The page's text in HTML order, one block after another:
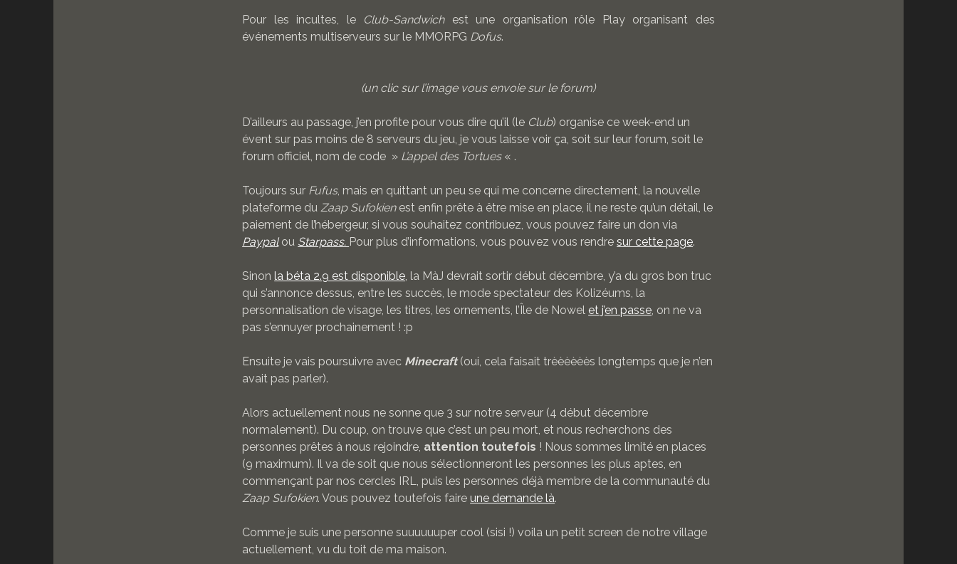
Pour les incultes, le Club-Sandwichest une organisation rôle Play organisant des
événements multiserveurs sur le MMORPG Dofus.
(un clic sur l’image vous envoie sur le forum)
D’ailleurs au passage, j’en profite pour vous dire qu’il (le Club) organise ce week-end un
évent sur pas moins de 8 serveurs du jeu, je vous laisse voir ça, soit sur leur forum, soit le
forum officiel, nom de code » L’appel des Tortues « .
Toujours sur Fufus, mais en quittant un peu se qui me concerne directement, la nouvelle
plateforme duZaap Sufokienest enfin prête à être mise en place, il ne reste qu’un détail, le
paiement de l’hébergeur, si vous souhaitez contribuez, vous pouvez faire un don via
Paypalou Starpass. Pour plus d’informations, vous pouvez vous rendresur cette page.
Sinonla béta 2.9 est disponible, la MàJ devrait sortir début décembre, y’a du gros bon truc
qui s’annonce dessus, entre les succès, le mode spectateur des Kolizéums, la
personnalisation de visage, les titres, les ornements, l’Île de Nowel et j’en passe, on ne va
pas s’ennuyer prochainement ! :p
Ensuite je vais poursuivre avec Minecraft (oui, cela faisait trèèèèèès longtemps que je n’en
avait pas parler).
Alors actuellement nous ne sonne que 3 sur notre serveur (4 début décembre
normalement). Du coup, on trouve que c’est un peu mort, et nous recherchons des
personnes prêtes à nous rejoindre, attention toutefois ! Nous sommes limité en places
(9 maximum). Il va de soit que nous sélectionneront les personnes les plus aptes, en
commençant par nos cercles IRL, puis les personnes déjà membre de la communauté du
Zaap Sufokien. Vous pouvez toutefois faireune demande là.
Comme je suis une personne suuuuuuper cool (sisi !) voila un petit screen de notre village
actuellement, vu du toit de ma maison.